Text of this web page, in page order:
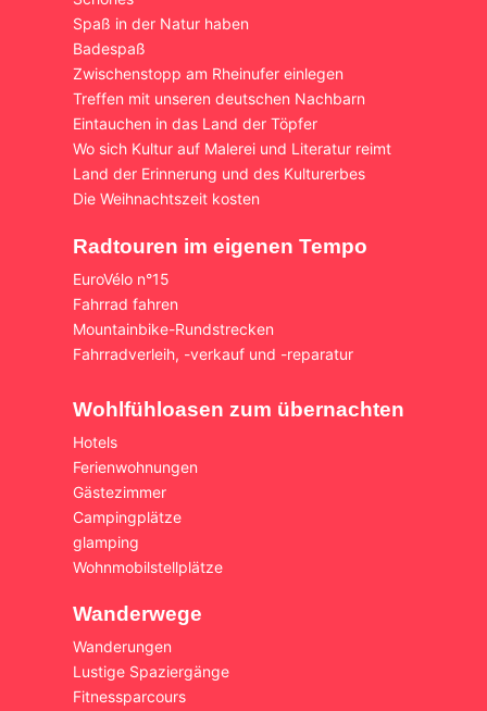
Spaß in der Natur haben
Badespaß
Zwischenstopp am Rheinufer einlegen
Treffen mit unseren deutschen Nachbarn
Eintauchen in das Land der Töpfer
Wo sich Kultur auf Malerei und Literatur reimt
Land der Erinnerung und des Kulturerbes
Die Weihnachtszeit kosten
Radtouren im eigenen Tempo
EuroVélo n°15
Fahrrad fahren
Mountainbike-Rundstrecken
Fahrradverleih, -verkauf und -reparatur
Wohlfühloasen zum übernachten
Hotels
Ferienwohnungen
Gästezimmer
Campingplätze
glamping
Wohnmobilstellplätze
Wanderwege
Wanderungen
Lustige Spaziergänge
Fitnessparcours